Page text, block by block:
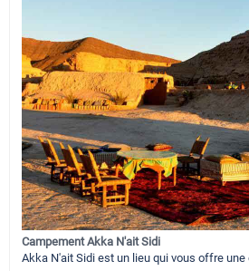
Campement Akka N'ait Sidi
Akka N'ait Sidi est un lieu qui vous offre